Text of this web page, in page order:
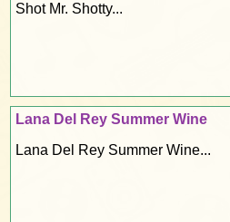
Shot Mr. Shotty...
Lana Del Rey Summer Wine
Lana Del Rey Summer Wine...